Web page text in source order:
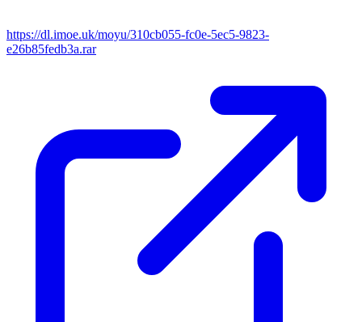
https://dl.imoe.uk/moyu/310cb055-fc0e-5ec5-9823-
e26b85fedb3a.rar